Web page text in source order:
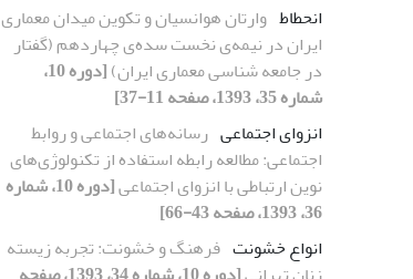
انحطاط وارتان هوانسیان و تکوین میدان معماری
ایران در نیمه‌ی نخست سده‌ی چهاردهم (گفتار
در جامعه شناسی معماری ایران)
[دوره 10،
شماره 35، 1393، صفحه 11-37]
انزوای اجتماعی رسانه‌های اجتماعی و روابط
اجتماعی: مطالعه رابطه استفاده از تکنولوژی‌های
نوین ارتباطی با انزوای اجتماعی
[دوره 10، شماره
36، 1393، صفحه 43-66]
انواع خشونت فرهنگ و خشونت: تجربه زیسته